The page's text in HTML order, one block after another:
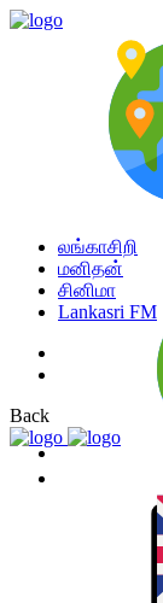
லங்காசிறி
மனிதன்
சினிமா
Lankasri FM
Back